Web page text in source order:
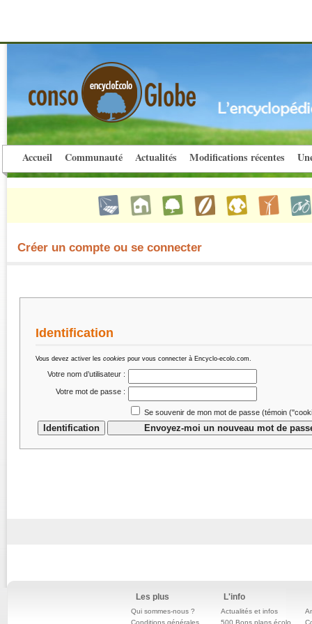
Accueil Communauté Actualités Modifications récentes
Créer un compte ou se connecter
Identification
Vous devez activer les cookies pour vous connecter à Encyclo-ecolo.com.
Votre nom d’utilisateur :
Votre mot de passe :
Se souvenir de mon mot de passe (témoin
Les plus
Qui sommes-nous ?
Conditions générales
L'info
Actualités et infos
500 Bons plans écolo